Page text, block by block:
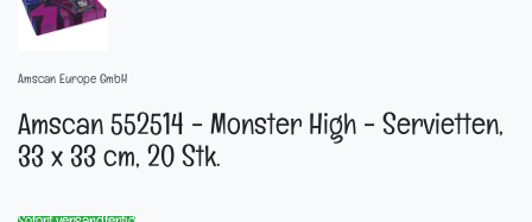
Amscan Europe GmbH
Amscan 552514 - Monster High - Servietten,
33 x 33 cm, 20 Stk.